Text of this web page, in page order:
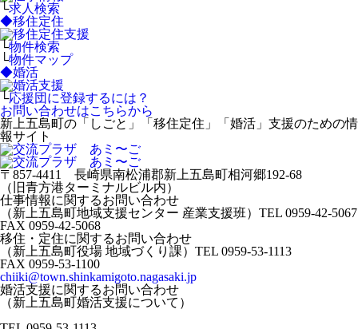
└求人検索
◆移住定住
└物件検索
└物件マップ
◆婚活
└応援団に登録するには？
お問い合わせはこちらから
新上五島町の「しごと」「移住定住」「婚活」支援のための情
報サイト
〒857-4411 長崎県南松浦郡新上五島町相河郷192-68
（旧青方港ターミナルビル内）
仕事情報に関するお問い合わせ
（新上五島町地域支援センター 産業支援班） TEL 0959-42-5067
FAX 0959-42-5068
移住・定住に関するお問い合わせ
（新上五島町役場 地域づくり課） TEL 0959-53-1113
FAX 0959-53-1100
chiiki@town.shinkamigoto.nagasaki.jp
婚活支援に関するお問い合わせ
（新上五島町婚活支援について）